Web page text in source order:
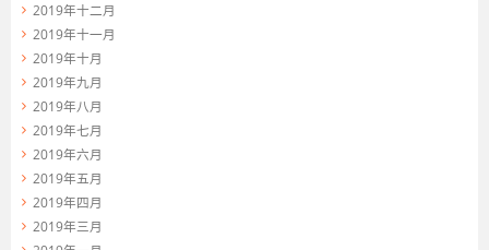
2019年十二月
2019年十一月
2019年十月
2019年九月
2019年八月
2019年七月
2019年六月
2019年五月
2019年四月
2019年三月